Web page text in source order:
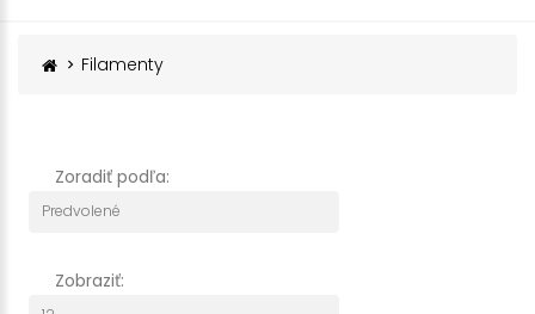
Filamenty
Zoradiť podľa:
Zobraziť: